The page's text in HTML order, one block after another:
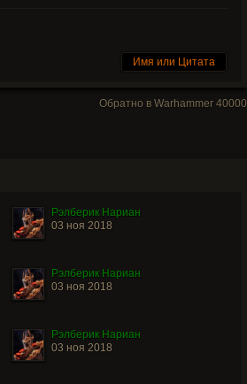
Имя или Цитата
Обратно в Warhammer 40000
Рэлберик Нариан
03 ноя 2018
Рэлберик Нариан
03 ноя 2018
Рэлберик Нариан
03 ноя 2018